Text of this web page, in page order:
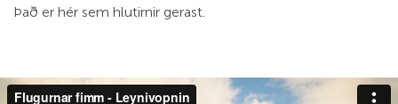
Það er hér sem hlutirnir gerast.